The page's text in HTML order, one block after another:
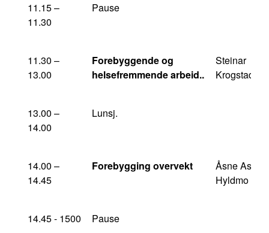
11.15 –
11.30
Pause
11.30 –
13.00
Forebyggende og
helsefremmende arbeid..
Steinar
Krogstad
13.00 –
14.00
Lunsj.
14.00 –
14.45
Forebygging overvekt
Åsne Ask
Hyldmo
14.45 - 1500 Pause